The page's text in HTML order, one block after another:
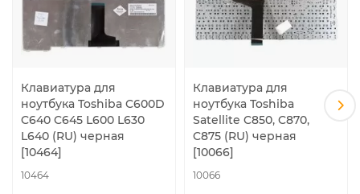
Клавиатура для
ноутбука Toshiba C600D
C640 C645 L600 L630
L640 (RU) черная
[10464]
10464
Клавиатура для
ноутбука Toshiba
Satellite C850, C870,
C875 (RU) черная
[10066]
10066